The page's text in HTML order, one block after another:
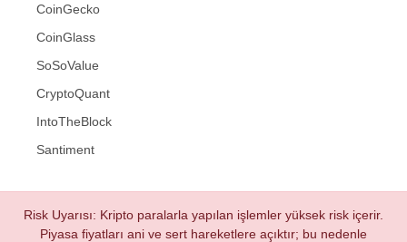
CoinGecko
CoinGlass
SoSoValue
CryptoQuant
IntoTheBlock
Santiment
Risk Uyarısı: Kripto paralarla yapılan işlemler yüksek risk içerir.
Piyasa fiyatları ani ve sert hareketlere açıktır; bu nedenle